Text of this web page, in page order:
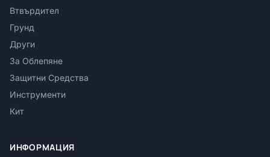
Втвърдител
Грунд
Други
За Облепяне
Защитни Средства
Инструменти
Кит
ИНФОРМАЦИЯ